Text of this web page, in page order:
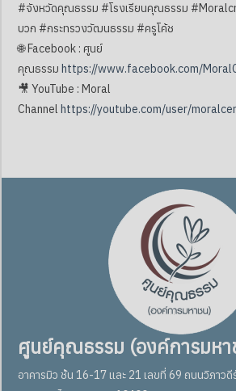
#จังหวัดคุณธรรม #โรงเรียนคุณธรรม
บวก #กระทรวงวัฒนธรรม #ครูโค้ช
🌐 Facebook : ศูนย์
คุณธรรม https://www.facebook.com/
🎥 YouTube : Moral
Channel https://youtube.com/user/
ศูนย์คุณธรรม (องค์การมหา
อาคารมิว ชั้น 16-17 และ 21 เลขที่ 69 ถนนวิภาว